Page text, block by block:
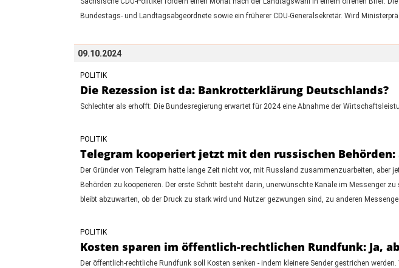
Bundestags- und Landtagsabgeordnete sowie ein früherer CDU-Generalsekretär. Wird
09.10.2024
POLITIK
Die Rezession ist da: Bankrotterklärung Deutschlands?
Schlechter als erhofft: Die Bundesregierung erwartet für 2024 eine Abnahme der
POLITIK
Telegram kooperiert jetzt mit den russischen
Der Gründer von Telegram hatte lange Zeit nicht vor, mit Russland zusammenzuarbeiten,
Behörden zu kooperieren. Der erste Schritt besteht darin, unerwünschte Kanäle im Messenger
bleibt abzuwarten, ob der Druck zu stark wird und Nutzer gezwungen sind, zu anderen
POLITIK
Kosten sparen im öffentlich-rechtlichen Rundfunk: Ja,
Der öffentlich-rechtliche Rundfunk soll Kosten senken - indem kleinere Sender gestrichen